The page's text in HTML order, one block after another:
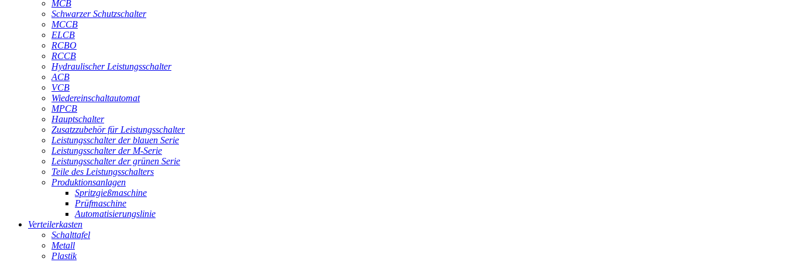
MCB
Schwarzer Schutzschalter
MCCB
ELCB
RCBO
RCCB
Hydraulischer Leistungsschalter
ACB
VCB
Wiedereinschaltautomat
MPCB
Hauptschalter
Zusatzzubehör für Leistungsschalter
Leistungsschalter der blauen Serie
Leistungsschalter der M-Serie
Leistungsschalter der grünen Serie
Teile des Leistungsschalters
Produktionsanlagen
Spritzgießmaschine
Prüfmaschine
Automatisierungslinie
Verteilerkasten
Schalttafel
Metall
Plastik